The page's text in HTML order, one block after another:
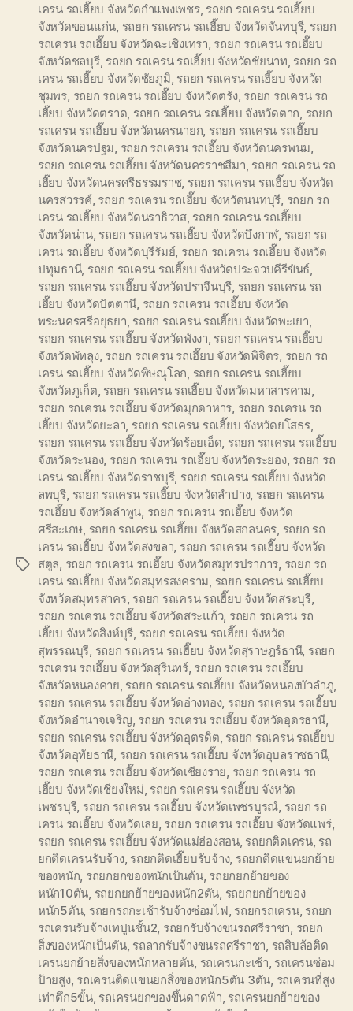
Tags
เครน รถเฮี๊ยบ จังหวัดกำแพงเพชร, รถยก รถเครน รถเฮี๊ยบ
จังหวัดขอนแก่น, รถยก รถเครน รถเฮี๊ยบ จังหวัดจันทบุรี, รถยก
รถเครน รถเฮี๊ยบ จังหวัดฉะเชิงเทรา, รถยก รถเครน รถเฮี๊ยบ
จังหวัดชลบุรี, รถยก รถเครน รถเฮี๊ยบ จังหวัดชัยนาท, รถยก รถ
เครน รถเฮี๊ยบ จังหวัดชัยภูมิ, รถยก รถเครน รถเฮี๊ยบ จังหวัด
ชุมพร, รถยก รถเครน รถเฮี๊ยบ จังหวัดตรัง, รถยก รถเครน รถ
เฮี๊ยบ จังหวัดตราด, รถยก รถเครน รถเฮี๊ยบ จังหวัดตาก, รถยก
รถเครน รถเฮี๊ยบ จังหวัดนครนายก, รถยก รถเครน รถเฮี๊ยบ
จังหวัดนครปฐม, รถยก รถเครน รถเฮี๊ยบ จังหวัดนครพนม,
รถยก รถเครน รถเฮี๊ยบ จังหวัดนครราชสีมา, รถยก รถเครน รถ
เฮี๊ยบ จังหวัดนครศรีธรรมราช, รถยก รถเครน รถเฮี๊ยบ จังหวัด
นครสวรรค์, รถยก รถเครน รถเฮี๊ยบ จังหวัดนนทบุรี, รถยก รถ
เครน รถเฮี๊ยบ จังหวัดนราธิวาส, รถยก รถเครน รถเฮี๊ยบ
จังหวัดน่าน, รถยก รถเครน รถเฮี๊ยบ จังหวัดบึงกาฬ, รถยก รถ
เครน รถเฮี๊ยบ จังหวัดบุรีรัมย์, รถยก รถเครน รถเฮี๊ยบ จังหวัด
ปทุมธานี, รถยก รถเครน รถเฮี๊ยบ จังหวัดประจวบคีรีขันธ์,
รถยก รถเครน รถเฮี๊ยบ จังหวัดปราจีนบุรี, รถยก รถเครน รถ
เฮี๊ยบ จังหวัดปัตตานี, รถยก รถเครน รถเฮี๊ยบ จังหวัด
พระนครศรีอยุธยา, รถยก รถเครน รถเฮี๊ยบ จังหวัดพะเยา,
รถยก รถเครน รถเฮี๊ยบ จังหวัดพังงา, รถยก รถเครน รถเฮี๊ยบ
จังหวัดพัทลุง, รถยก รถเครน รถเฮี๊ยบ จังหวัดพิจิตร, รถยก รถ
เครน รถเฮี๊ยบ จังหวัดพิษณุโลก, รถยก รถเครน รถเฮี๊ยบ
จังหวัดภูเก็ต, รถยก รถเครน รถเฮี๊ยบ จังหวัดมหาสารคาม,
รถยก รถเครน รถเฮี๊ยบ จังหวัดมุกดาหาร, รถยก รถเครน รถ
เฮี๊ยบ จังหวัดยะลา, รถยก รถเครน รถเฮี๊ยบ จังหวัดยโสธร,
รถยก รถเครน รถเฮี๊ยบ จังหวัดร้อยเอ็ด, รถยก รถเครน รถเฮี๊ยบ
จังหวัดระนอง, รถยก รถเครน รถเฮี๊ยบ จังหวัดระยอง, รถยก รถ
เครน รถเฮี๊ยบ จังหวัดราชบุรี, รถยก รถเครน รถเฮี๊ยบ จังหวัด
ลพบุรี, รถยก รถเครน รถเฮี๊ยบ จังหวัดลำปาง, รถยก รถเครน
รถเฮี๊ยบ จังหวัดลำพูน, รถยก รถเครน รถเฮี๊ยบ จังหวัด
ศรีสะเกษ, รถยก รถเครน รถเฮี๊ยบ จังหวัดสกลนคร, รถยก รถ
เครน รถเฮี๊ยบ จังหวัดสงขลา, รถยก รถเครน รถเฮี๊ยบ จังหวัด
สตูล, รถยก รถเครน รถเฮี๊ยบ จังหวัดสมุทรปราการ, รถยก รถ
เครน รถเฮี๊ยบ จังหวัดสมุทรสงคราม, รถยก รถเครน รถเฮี๊ยบ
จังหวัดสมุทรสาคร, รถยก รถเครน รถเฮี๊ยบ จังหวัดสระบุรี,
รถยก รถเครน รถเฮี๊ยบ จังหวัดสระแก้ว, รถยก รถเครน รถ
เฮี๊ยบ จังหวัดสิงห์บุรี, รถยก รถเครน รถเฮี๊ยบ จังหวัด
สุพรรณบุรี, รถยก รถเครน รถเฮี๊ยบ จังหวัดสุราษฎร์ธานี, รถยก
รถเครน รถเฮี๊ยบ จังหวัดสุรินทร์, รถยก รถเครน รถเฮี๊ยบ
จังหวัดหนองคาย, รถยก รถเครน รถเฮี๊ยบ จังหวัดหนองบัวลำภู,
รถยก รถเครน รถเฮี๊ยบ จังหวัดอ่างทอง, รถยก รถเครน รถเฮี๊ยบ
จังหวัดอำนาจเจริญ, รถยก รถเครน รถเฮี๊ยบ จังหวัดอุดรธานี,
รถยก รถเครน รถเฮี๊ยบ จังหวัดอุตรดิต, รถยก รถเครน รถเฮี๊ยบ
จังหวัดอุทัยธานี, รถยก รถเครน รถเฮี๊ยบ จังหวัดอุบลราชธานี,
รถยก รถเครน รถเฮี๊ยบ จังหวัดเชียงราย, รถยก รถเครน รถ
เฮี๊ยบ จังหวัดเชียงใหม่, รถยก รถเครน รถเฮี๊ยบ จังหวัด
เพชรบุรี, รถยก รถเครน รถเฮี๊ยบ จังหวัดเพชรบูรณ์, รถยก รถ
เครน รถเฮี๊ยบ จังหวัดเลย, รถยก รถเครน รถเฮี๊ยบ จังหวัดแพร่,
รถยก รถเครน รถเฮี๊ยบ จังหวัดแม่ฮ่องสอน, รถยกติดเครน, รถ
ยกติดเครนรับจ้าง, รถยกติดเฮี๊ยบรับจ้าง, รถยกติดแขนยกย้าย
ของหนัก, รถยกยกของหนักเป้นต้น, รถยกยกย้ายของ
หนัก10ตัน, รถยกยกย้ายของหนัก2ตัน, รถยกยกย้ายของ
หนัก5ตัน, รถยกรถกะเช้ารับจ้างซ่อมไฟ, รถยกรถเครน, รถยก
รถเครนรับจ้างเทปูนชั้น2, รถยกรับจ้างขนรถศรีราชา, รถยก
สิ่งของหนักเป็นตัน, รถลากรับจ้างขนรถศรีราชา, รถสิบล้อติด
เครนยกย้ายสิ่งของหนักหลายตัน, รถเครนกะเช้า, รถเครนซ่อม
ป้ายสูง, รถเครนติดแขนยกสิ่งของหนัก5ตัน 3ตัน, รถเครนที่สูง
เท่าตึก5ขั้น, รถเครนยกของขึ้นดาดฟ้า, รถเครนยกย้ายของ